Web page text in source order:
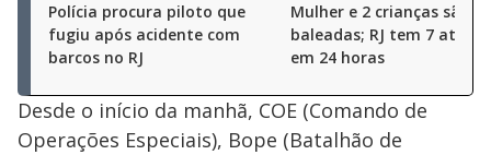
Polícia procura piloto que
fugiu após acidente com
barcos no RJ
Mulher e 2 crianças são
baleadas; RJ tem 7
em 24 horas
Desde o início da manhã, COE (Comando de
Operações Especiais), Bope (Batalhão de